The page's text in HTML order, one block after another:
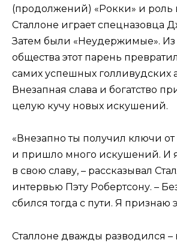
(продолжений) «Рокки» и роль
Сталлоне играет спецназовца
Затем были «Неудержимые». Из
общества этот парень
самих успешных голливудских
Внезапная слава и богатство
целую кучу новых искушений.
«Внезапно ты получил ключи от
и пришло много искушений. И
в свою славу, – рассказывал
интервью Пэту Робертсону. –
сбился тогда с пути. Я признаю
Сталлоне дважды разводился –